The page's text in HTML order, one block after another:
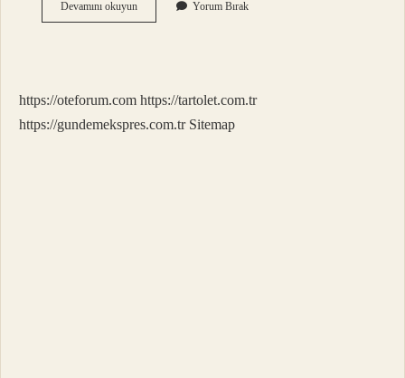
Devamını okuyunBakır
En
Yorum Bırak
https://oteforum.com https://tartolet.com.tr
https://gundemekspres.com.tr Sitemap